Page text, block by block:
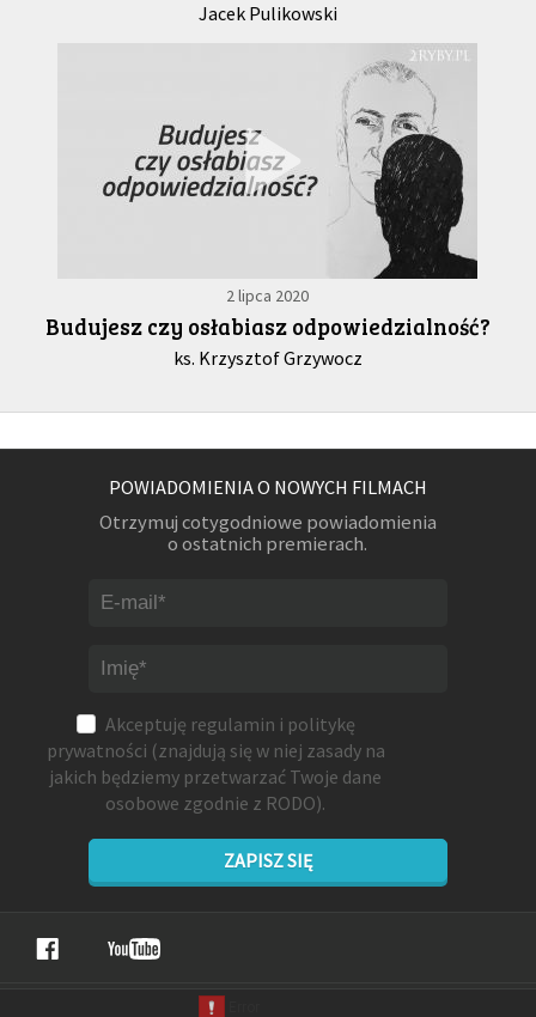
Jacek Pulikowski
2 lipca 2020
Budujesz czy osłabiasz odpowiedzialność?
ks. Krzysztof Grzywocz
POWIADOMIENIA O NOWYCH FILMACH
Otrzymuj cotygodniowe powiadomienia
o ostatnich premierach.
Akceptuję regulamin i politykę
prywatności (znajdują się w niej zasady na
jakich będziemy przetwarzać Twoje dane
osobowe zgodnie z RODO).
ZAPISZ SIĘ